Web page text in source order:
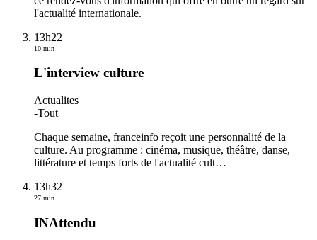
l'actualité internationale.
13h22
10 min
L'interview culture
Actualites
-Tout
Chaque semaine, franceinfo reçoit une personnalité de la
culture. Au programme : cinéma, musique, théâtre, danse,
littérature et temps forts de l'actualité cult…
13h32
27 min
INAttendu